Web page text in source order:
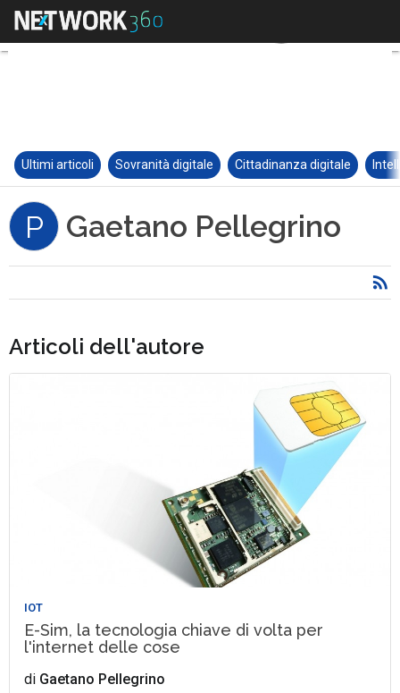
Ultimi articoli Sovranità digitale Cittadinanza digitale
P Gaetano Pellegrino
Articoli dell'autore
IOT
E-Sim, la tecnologia chiave di volta per
l'internet delle cose
di Gaetano Pellegrino